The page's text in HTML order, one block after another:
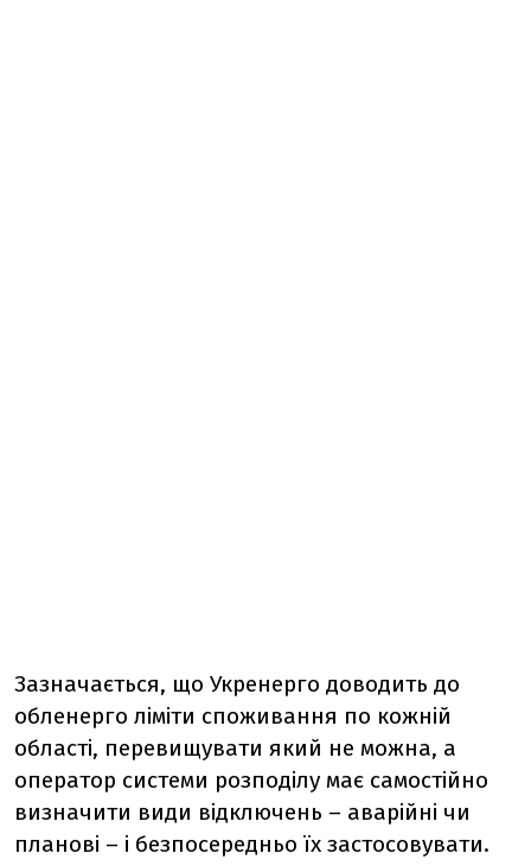
Зазначається, що Укренерго доводить до
обленерго ліміти споживання по кожній
області, перевищувати який не можна, а
оператор системи розподілу має самостійно
визначити види відключень – аварійні чи
планові – і безпосередньо їх застосовувати.